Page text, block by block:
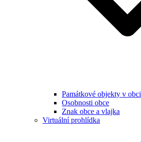
Památkové objekty v obci
Osobnosti obce
Znak obce a vlajka
Virtuální prohlídka